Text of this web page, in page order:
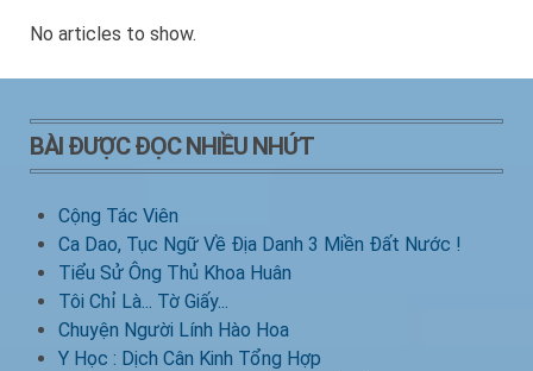
No articles to show.
BÀI ĐƯỢC ĐỌC NHIỀU NHỨT
Cộng Tác Viên
Ca Dao, Tục Ngữ Về Địa Danh 3 Miền Đất Nước !
Tiểu Sử Ông Thủ Khoa Huân
Tôi Chỉ Là... Tờ Giấy...
Chuyện Người Lính Hào Hoa
Y Học : Dịch Cân Kinh Tổng Hợp